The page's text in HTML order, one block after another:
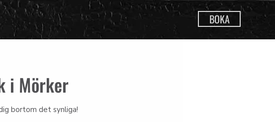
BOKA
i Mörker
bortom det synliga!